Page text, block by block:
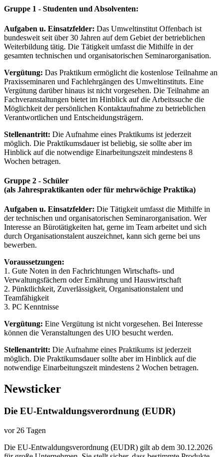
Gruppe 1 - Studenten und Absolventen:
Aufgaben u. Einsatzfelder: Das Umweltinstitut Offenbach ist
bundesweit seit über 30 Jahren auf dem Gebiet der betrieblichen
Weiterbildung tätig. Die Tätigkeit umfasst die Mithilfe in der
gesamten technischen und organisatorischen Seminarorganisation.
Vergütung: Das Praktikum ermöglicht die kostenlose Teilnahme an
Praxisseminaren und Fachlehrgängen des Umweltinstituts. Eine
Vergütung darüber hinaus ist nicht vorgesehen. Die Teilnahme an
Fachveranstaltungen bietet im Hinblick auf die Arbeitssuche die
Möglichkeit der persönlichen Kontaktaufnahme zu betrieblichen
Verantwortlichen und Entscheidungsträgern.
Stellenantritt: Die Aufnahme eines Praktikums ist jederzeit
möglich. Die Praktikumsdauer ist beliebig, sie sollte aber im
Hinblick auf die notwendige Einarbeitungszeit mindestens 8
Wochen betragen.
Gruppe 2 - Schüler
(als Jahrespraktikanten oder für mehrwöchige Praktika)
Aufgaben u. Einsatzfelder: Die Tätigkeit umfasst die Mithilfe in
der technischen und organisatorischen Seminarorganisation. Wer
Interesse an Bürotätigkeiten hat, gerne im Team arbeitet und sich
durch Organisationstalent auszeichnet, kann sich gerne bei uns
bewerben.
Voraussetzungen:
1. Gute Noten in den Fachrichtungen Wirtschafts- und
Verwaltungsfächern oder Ernährung und Hauswirtschaft
2. Pünktlichkeit, Zuverlässigkeit, Organisationstalent und
Teamfähigkeit
3. PC Kenntnisse
Vergütung: Eine Vergütung ist nicht vorgesehen. Bei Interesse
können die Veranstaltungen des UIO besucht werden.
Stellenantritt: Die Aufnahme eines Praktikums ist jederzeit
möglich. Die Praktikumsdauer sollte aber im Hinblick auf die
notwendige Einarbeitungszeit mindestens 2 Wochen betragen.
Newsticker
Die EU-Entwaldungsverordnung (EUDR)
vor 26 Tagen
Die EU-Entwaldungsverordnung (EUDR) gilt ab dem 30.12.2026